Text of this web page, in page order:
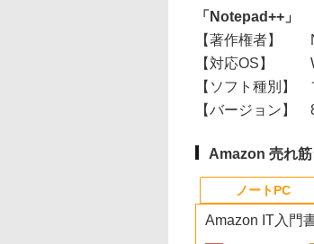
「Notepad++」
【著作権者】
【対応OS】
【ソフト種別】
【バージョン】
Amazon 売れ
ノートPC
Amazon IT入門